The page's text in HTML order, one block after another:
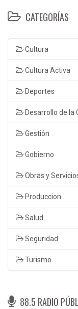
CATEGORÍAS
Cultura
Cultura Activa
Deportes
Desarrollo de la
Gestión
Gobierno
Obras y
Produccion
Salud
Seguridad
Turismo
88.5 RADIO